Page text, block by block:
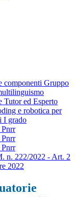
componenti Gruppo
Tutor ed Esperto
e robotica per
I grado
Pnrr
Pnrr
n. 222/2022 - Art. 2
2022